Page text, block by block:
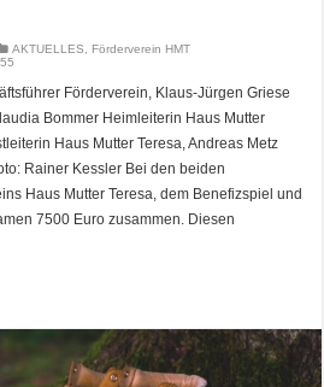
AKTUELLES, Förderverein HMT
Förderverein, Klaus-Jürgen Griese
Bommer Heimleiterin Haus Mutter
Haus Mutter Teresa, Andreas Metz
Rainer Kessler Bei den beiden
Haus Mutter Teresa, dem Benefizspiel und
7500 Euro zusammen. Diesen